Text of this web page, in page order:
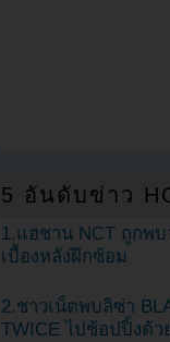
5 อันดับข่าว
1.แฮชาน NCT ถูกพ
เบื้องหลังฝึกซ้อม
2.ชาวเน็ตพบลิซ่า
TWICE ไปช้อปปิ้งด้ว